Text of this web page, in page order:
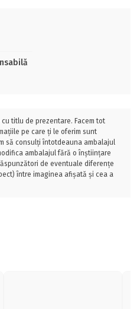
titlu de prezentare. Facem tot
pe care ți le oferim sunt
să consulți întotdeauna ambalajul
ambalajul fără o înștiințare
de eventuale diferențe
între imaginea afișată și cea a